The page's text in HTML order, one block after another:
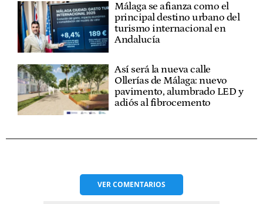
Málaga se afianza como el
principal destino urbano del
turismo internacional en
Andalucía
Así será la nueva calle
Ollerías de Málaga: nuevo
pavimento, alumbrado LED y
adiós al fibrocemento
VERCOMENTARIOS